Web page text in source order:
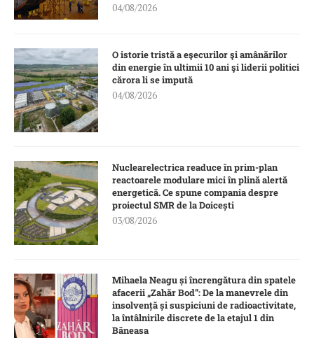
04/08/2026
O istorie tristă a eşecurilor şi amânărilor
din energie în ultimii 10 ani şi liderii politici
cărora li se impută
04/08/2026
Nuclearelectrica readuce în prim-plan
reactoarele modulare mici în plină alertă
energetică. Ce spune compania despre
proiectul SMR de la Doicești
03/08/2026
Mihaela Neagu și încrengătura din spatele
afacerii „Zahăr Bod”: De la manevrele din
insolvență și suspiciuni de radioactivitate,
la întâlnirile discrete de la etajul 1 din
Băneasa